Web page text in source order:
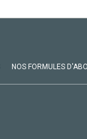
NOS FORMULES